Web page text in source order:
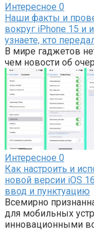
Интересное 0
Наши факты и
вокруг iPhone 15
узнаете, кто
В мире гаджетов
чем новости об
Интересное 0
Как настроить и
новой версии iOS
ввод и пунктуацию
Всемирно
для мобильных
инновационными